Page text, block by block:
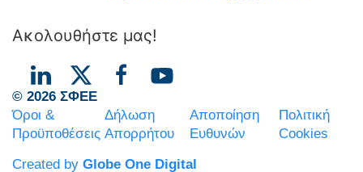
Ακολουθήστε μας!
© 2026 ΣΦΕΕ
Όροι &
Προϋποθέσεις
Δήλωση
Απορρήτου
Αποποίηση
Ευθυνών
Πολιτική
Cookies
Created by Globe One Digital